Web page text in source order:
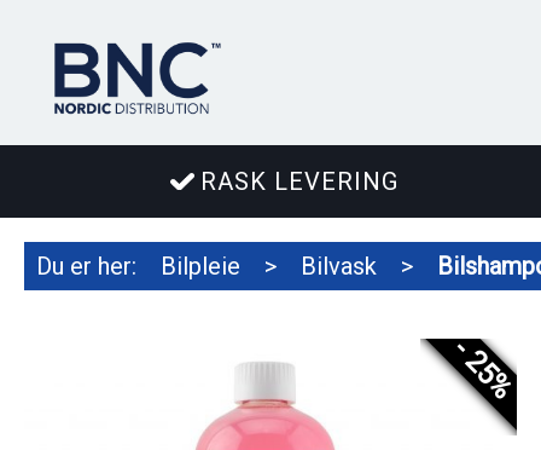
RASK LEVERING
Du er her: Bilpleie > Bilvask >
- 25%